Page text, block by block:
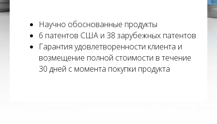
Научно обоснованные продукты
6 патентов США и 38 зарубежных патентов
Гарантия удовлетворенности клиента и
возмещение полной стоимости в течение
30 дней с момента покупки продукта